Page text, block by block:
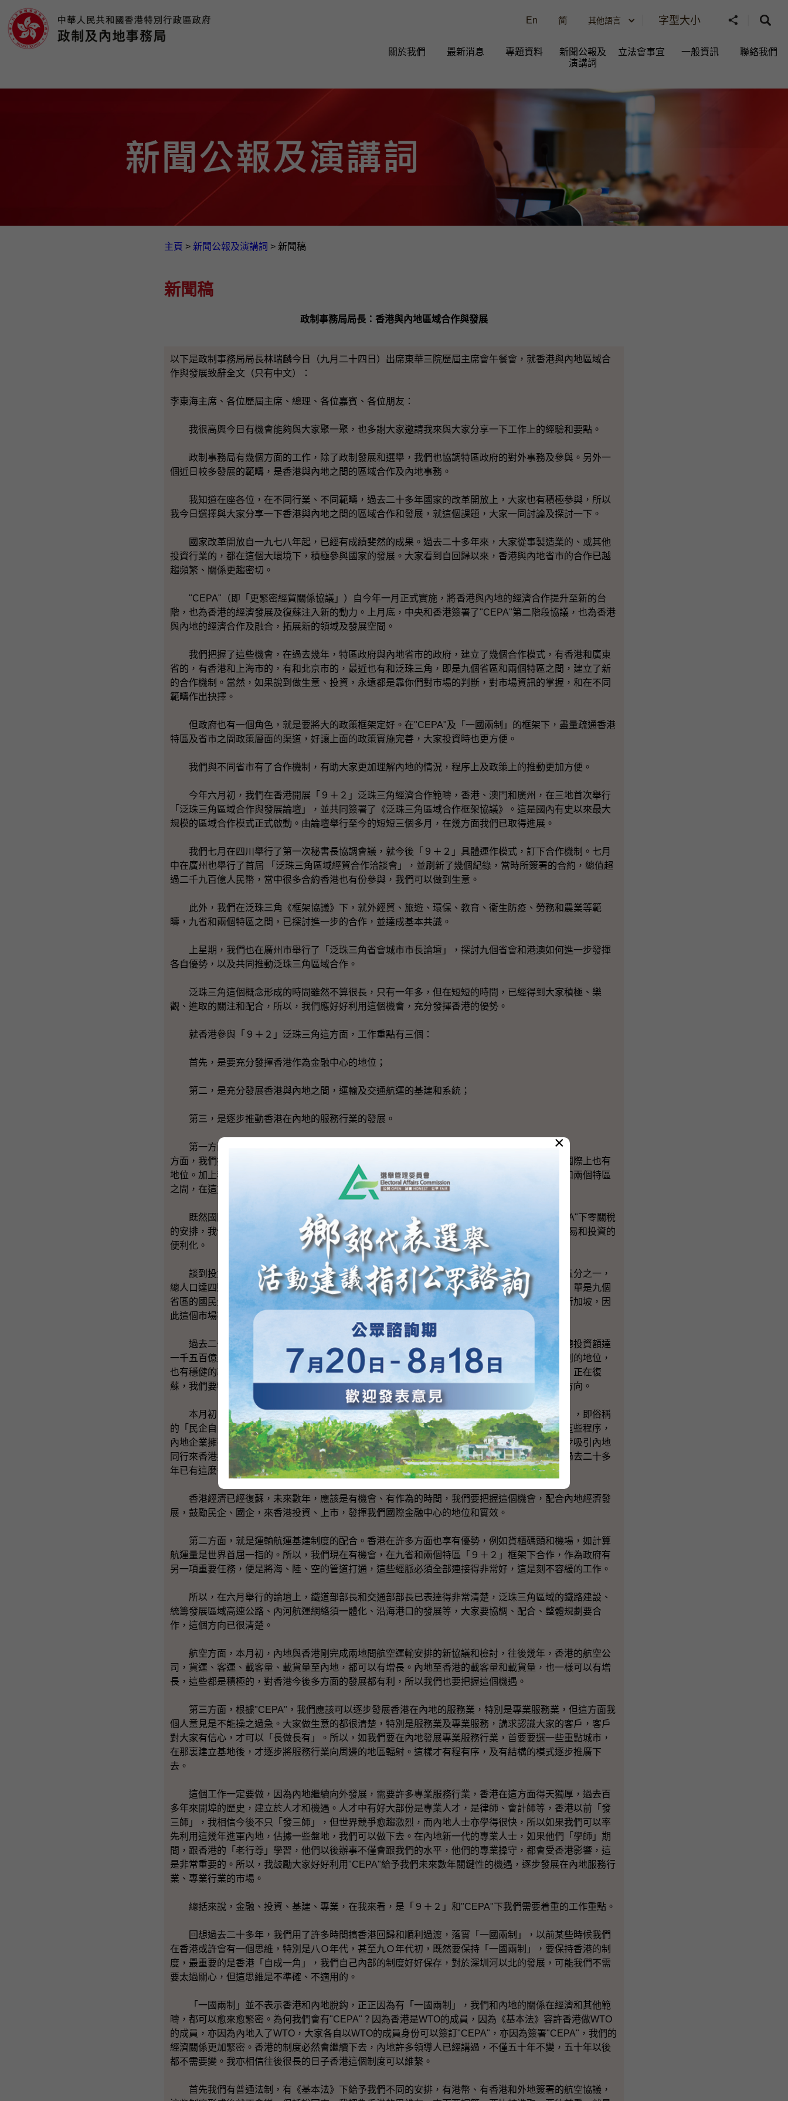
En 简 其他語言 字型大小
關於我們 最新消息 專題資料
新聞公報及
演講詞
立法會事宜 一般資訊​ 聯絡我們
主頁 > 新聞公報及演講詞 > 新聞稿
新聞稿
政制事務局局長：香港與內地區域合作與發展
以下是政制事務局局長林瑞麟今日（九月二十四日）出席東華三院歷屆主席會午餐會，就香港與內地區域合
作與發展致辭全文（只有中文）：
李東海主席、各位歷屆主席、總理、各位嘉賓、各位朋友：
我很高興今日有機會能夠與大家聚一聚，也多謝大家邀請我來與大家分享一下工作上的經驗和要點。
政制事務局有幾個方面的工作，除了政制發展和選舉，我們也協調特區政府的對外事務及參與。另外一
個近日較多發展的範疇，是香港與內地之間的區域合作及內地事務。
我知道在座各位，在不同行業、不同範疇，過去二十多年國家的改革開放上，大家也有積極參與，所以
我今日選擇與大家分享一下香港與內地之間的區域合作和發展，就這個課題，大家一同討論及探討一下。
國家改革開放自一九七八年起，已經有成績斐然的成果。過去二十多年來，大家從事製造業的、或其他
投資行業的，都在這個大環境下，積極參與國家的發展。大家看到自回歸以來，香港與內地省市的合作已越
趨頻繁、關係更趨密切。
"CEPA"（即「更緊密經貿關係協議」）自今年一月正式實施，將香港與內地的經濟合作提升至新的台
階，也為香港的經濟發展及復蘇注入新的動力。上月底，中央和香港簽署了"CEPA"第二階段協議，也為香港
與內地的經濟合作及融合，拓展新的領域及發展空間。
我們把握了這些機會，在過去幾年，特區政府與內地省市的政府，建立了幾個合作模式，有香港和廣東
省的，有香港和上海市的，有和北京市的，最近也有和泛珠三角，即是九個省區和兩個特區之間，建立了新
的合作機制。當然，如果說到做生意、投資，永遠都是靠你們對市場的判斷，對市場資訊的掌握，和在不同
範疇作出抉擇。
但政府也有一個角色，就是要將大的政策框架定好。在"CEPA"及「一國兩制」的框架下，盡量疏通香港
特區及省市之間政策層面的渠道，好讓上面的政策實施完善，大家投資時也更方便。
我們與不同省市有了合作機制，有助大家更加理解內地的情況，程序上及政策上的推動更加方便。
今年六月初，我們在香港開展「９＋２」泛珠三角經濟合作範疇，香港、澳門和廣州，在三地首次舉行
「泛珠三角區域合作與發展論壇」，並共同簽署了《泛珠三角區域合作框架協議》。這是國內有史以來最大
規模的區域合作模式正式啟動。由論壇舉行至今的短短三個多月，在幾方面我們已取得進展。
我們七月在四川舉行了第一次秘書長協調會議，就今後「９＋２」具體運作模式，訂下合作機制。七月
中在廣州也舉行了首屆 「泛珠三角區域經貿合作洽談會」，並刷新了幾個紀錄，當時所簽署的合約，總值超
過二千九百億人民幣，當中很多合約香港也有份參與，我們可以做到生意。
此外，我們在泛珠三角《框架協議》下，就外經貿、旅遊、環保、教育、衞生防疫、勞務和農業等範
疇，九省和兩個特區之間，已探討進一步的合作，並達成基本共識。
上星期，我們也在廣州市舉行了「泛珠三角省會城市市長論壇」，探討九個省會和港澳如何進一步發揮
各自優勢，以及共同推動泛珠三角區域合作。
泛珠三角這個概念形成的時間雖然不算很長，只有一年多，但在短短的時間，已經得到大家積極、樂
觀、進取的關注和配合，所以，我們應好好利用這個機會，充分發揮香港的優勢。
就香港參與「９＋２」泛珠三角這方面，工作重點有三個：
首先，是要充分發揮香港作為金融中心的地位；
第二，是充分發展香港與內地之間，運輸及交通航運的基建和系統；
第三，是逐步推動香港在內地的服務行業的發展。
第一方面，香港是有名的國際金融、商貿、物流、旅遊、信息和專業服務中心，在這幾
方面，我們擁有一流的基建和健全的法制，良好管治和自由開放政策已經形成，各方面的配套在國際上也有
地位。加上我們擁有眾多的專業人才及豐富的經驗去推廣國際市場，我們在「９＋２」九個省區和兩個特區
之間，在這方面的地位是獨特的，是無可取代的。
既然國際投資者那麼重視香港的品牌設計、品質管理、研究開發、商譽等方面，再加上"CEPA"下零關稅
的安排，我們與各個省區加強製造業方面的合作，有了新的平台，我們也要繼續發揮"CEPA"下貿易和投資的
便利化。
談到投資便利化，我覺得有一點大家必須緊記，泛珠三角是一個很廣闊的領域，佔全國人口五分之一，
總人口達四點五億，遠超香港六百七十萬的人口，是較香港大數十倍的市場；不計入香港和澳門，單是九個
省區的國民生產總值，已超越歐洲一些中等國家，例如瑞士、比利時、瑞典等；總貿易額也高於新加坡，因
此這個市場不容忽視。
過去二十多年，大家在泛珠三角，尤其是廣東省，也投資了很多，香港的企業有十二萬家，總投資額達
一千五百億美元，佔了這些地區向外吸納投資資金的一半以上。所以我們在九省中已佔了一個有利的地位，
也有穩健的基礎，幫助我們今後要做的工作。在這個環境下，一方面乘着香港現在經濟已經上揚，正在復
蘇，我們要特別關注的，是將這九省區的民營企業盡量吸納來香港上市，配合國內「走出去」的方向。
本月初，我們簽署了《關於內地企業赴香港、澳門特別行政區投資開辦企業核准事項的規定》，即俗稱
的「民企自由行」，把大部分審批及核准有關申請的權力下放至省級主管部門。今後我們簡化了這些程序，
內地企業擁有較大自由度，以商業條件自行決定在香港、澳門投資，這絕對有利我們的企業進一步吸引內地
同行來香港投資、上市。正所謂「近水樓台先得月」，既然我們是位於這九個省區的旁邊，大家過去二十多
年已有這麼多商業上的合作經驗，這個機遇，不容忽視。
香港經濟已經復蘇，未來數年，應該是有機會、有作為的時間，我們要把握這個機會，配合內地經濟發
展，鼓勵民企、國企，來香港投資、上市，發揮我們國際金融中心的地位和實效。
第二方面，就是運輸航運基建制度的配合。香港在許多方面也享有優勢，例如貨櫃碼頭和機場，如計算
航運量是世界首屈一指的。所以，我們現在有機會，在九省和兩個特區「９＋２」框架下合作，作為政府有
另一項重要任務，便是將海、陸、空的管道打通，這些經脈必須全部連接得非常好，這是刻不容緩的工作。
所以，在六月舉行的論壇上，鐵道部部長和交通部部長已表達得非常清楚，泛珠三角區域的鐵路建設、
統籌發展區域高速公路、內河航運網絡須一體化、沿海港口的發展等，大家要協調、配合、整體規劃要合
作，這個方向已很清楚。
航空方面，本月初，內地與香港剛完成兩地間航空運輸安排的新協議和檢討，往後幾年，香港的航空公
司，貨運、客運、載客量、載貨量至內地，都可以有增長。內地至香港的載客量和載貨量，也一樣可以有增
長，這些都是積極的，對香港今後多方面的發展都有利，所以我們也要把握這個機遇。
第三方面，根據"CEPA"，我們應該可以逐步發展香港在內地的服務業，特別是專業服務業，但這方面我
個人意見是不能操之過急。大家做生意的都很清楚，特別是服務業及專業服務，講求認識大家的客戶，客戶
對大家有信心，才可以「長做長有」。所以，如我們要在內地發展專業服務行業，首要要選一些重點城市，
在那裏建立基地後，才逐步將服務行業向周邊的地區輻射。這樣才有程有序，及有結構的模式逐步推廣下
去。
這個工作一定要做，因為內地繼續向外發展，需要許多專業服務行業，香港在這方面得天獨厚，過去百
多年來開埠的歷史，建立於人才和機遇。人才中有好大部份是專業人才，是律師、會計師等，香港以前「發
三師」，我相信今後不只「發三師」，但世界競爭愈趨激烈，而內地人士亦學得很快，所以如果我們可以率
先利用這幾年進軍內地，佔據一些盤地，我們可以做下去。在內地新一代的專業人士，如果他們「學師」期
間，跟香港的「老行尊」學習，他們以後辦事不僅會跟我們的水平，他們的專業操守，都會受香港影響，這
是非常重要的。所以，我鼓勵大家好好利用"CEPA"給予我們未來數年關鍵性的機遇，逐步發展在內地服務行
業、專業行業的市場。
總括來說，金融、投資、基建、專業，在我來看，是「９＋２」和"CEPA"下我們需要着重的工作重點。
回想過去二十多年，我們用了許多時間搞香港回歸和順利過渡，落實「一國兩制」，以前某些時候我們
在香港或許會有一個思維，特別是八Ｏ年代，甚至九Ｏ年代初，既然要保持「一國兩制」，要保持香港的制
度，最重要的是香港「自成一角」，我們自己內部的制度好好保存，對於深圳河以北的發展，可能我們不需
要太過關心，但這思維是不準確、不適用的。
「一國兩制」並不表示香港和內地脫鈎，正正因為有「一國兩制」，我們和內地的關係在經濟和其他範
疇，都可以愈來愈緊密。為何我們會有"CEPA"？因為香港是WTO的成員，因為《基本法》容許香港做WTO
的成員，亦因為內地入了WTO，大家各自以WTO的成員身份可以簽訂"CEPA"，亦因為簽署"CEPA"，我們的
經濟關係更加緊密。香港的制度必然會繼續下去，內地許多領導人已經講過，不僅五十年不變，五十年以後
都不需要變。我亦相信往後很長的日子香港這個制度可以維繫。
首先我們有普通法制，有《基本法》下給予我們不同的安排，有港幣、有香港和外地簽署的航空協議，
×